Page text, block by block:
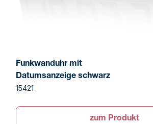
Funkwanduhr mit
Datumsanzeige schwarz
15421
zum Produkt